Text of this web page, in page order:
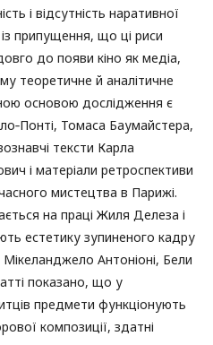
і відсутність наративної
припущення, що ці риси
до появи кіно як медіа,
теоретичне й аналітичне
основою дослідження є
Томаса Баумайстера,
тексти Карла
і матеріали ретроспективи
мистецтва в Парижі.
на праці Жиля Делеза і
естетику зупиненого кадру
Антоніоні, Бели
показано, що у
предмети функціонують
композиції, здатні